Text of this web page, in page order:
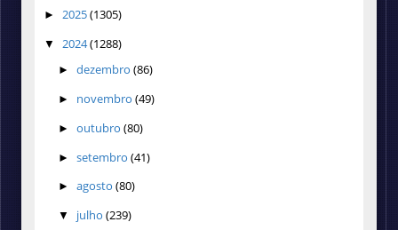
► 2025(1305)
▼ 2024(1288)
► dezembro (86)
► novembro (49)
► outubro (80)
► setembro (41)
► agosto (80)
▼ julho (239)